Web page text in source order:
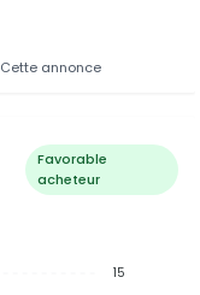
Cette annonce
Favorable
acheteur
15